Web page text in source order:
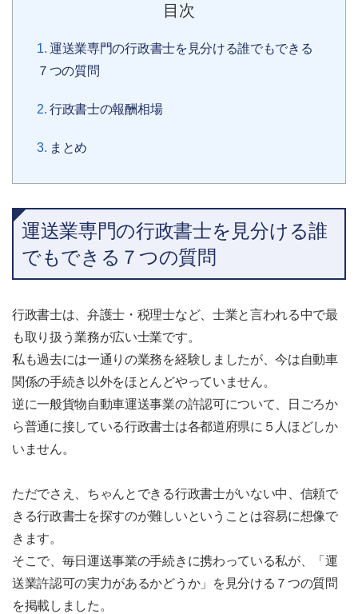
目次
運送業専門の行政書士を見分ける誰でもできる
７つの質問
行政書士の報酬相場
まとめ
運送業専門の行政書士を見分ける誰
でもできる７つの質問
行政書士は、弁護士・税理士など、士業と言われる中で最
も取り扱う業務が広い士業です。
私も過去には一通りの業務を経験しましたが、今は自動車
関係の手続き以外をほとんどやっていません。
逆に一般貨物自動車運送事業の許認可について、日ごろか
ら普通に接している行政書士は各都道府県に５人ほどしか
いません。
ただでさえ、ちゃんとできる行政書士がいない中、信頼で
きる行政書士を探すのが難しいということは容易に想像で
きます。
そこで、毎日運送事業の手続きに携わっている私が、「運
送業許認可の実力があるかどうか」を見分ける７つの質問
を掲載しました。